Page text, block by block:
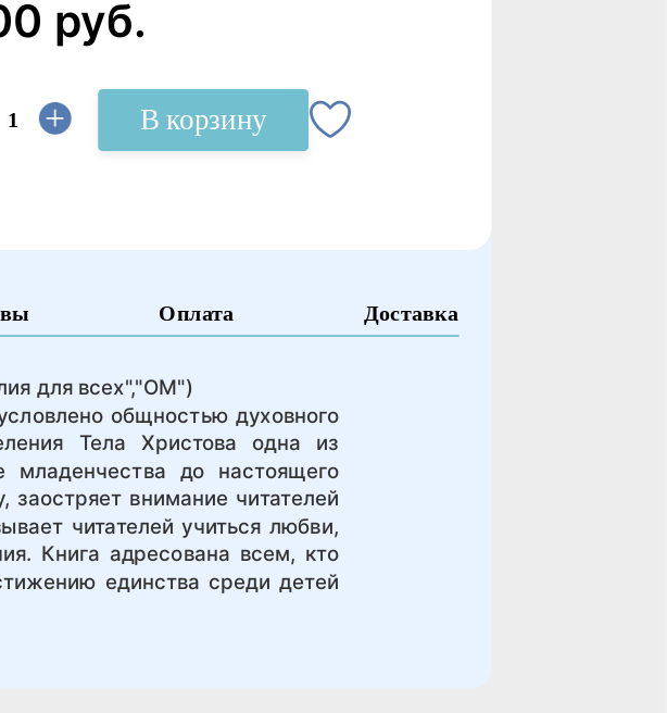
руб.
В корзину
Оплата Доставка
для всех","ОМ")
общностью духовного
Тела Христова одна из
до настоящего
заостряет внимание читателей
читателей учиться любви,
Книга адресована всем, кто
единства среди детей